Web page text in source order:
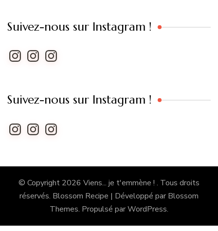
Suivez-nous sur Instagram !
Instagram
InstagramInstagram
Suivez-nous sur Instagram !
Instagram
InstagramInstagram
© Copyright 2026 Viens... je t'emmène ! . Tous droits
réservés. Blossom Recipe | Développé par Blossom
Themes. Propulsé parWordPress.